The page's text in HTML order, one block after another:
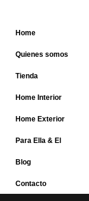
Home
Quienes somos
Tienda
Home Interior
Home Exterior
Para Ella & El
Blog
Contacto